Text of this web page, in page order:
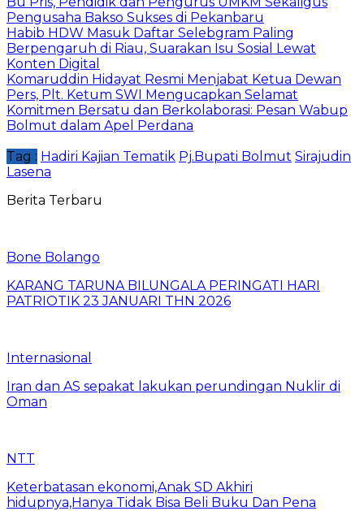
Pengusaha Bakso Sukses di Pekanbaru
Habib HDW Masuk Daftar Selebgram Paling
Berpengaruh di Riau, Suarakan Isu Sosial Lewat
Konten Digital
Komaruddin Hidayat Resmi Menjabat Ketua Dewan
Pers, Plt. Ketum SWI Mengucapkan Selamat
Komitmen Bersatu dan Berkolaborasi: Pesan Wabup
Bolmut dalam Apel Perdana
Tag : Hadiri Kajian Tematik Pj.Bupati Bolmut Sirajudin
Lasena
Berita Terbaru
Bone Bolango
KARANG TARUNA BILUNGALA PERINGATI HARI
PATRIOTIK 23 JANUARI THN 2026
Internasional
Iran dan AS sepakat lakukan perundingan Nuklir di
Oman
NTT
Keterbatasan ekonomi,Anak SD Akhiri
hidupnya,Hanya Tidak Bisa Beli Buku Dan Pena